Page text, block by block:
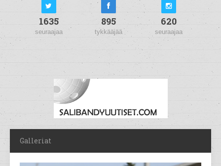
1635
seuraajaa
895
tykkääjää
620
seuraajaa
Galleriat